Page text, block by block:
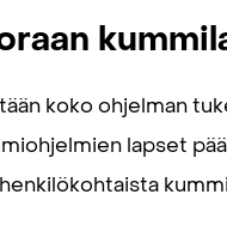
koko ohjelman
lapset